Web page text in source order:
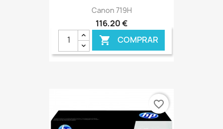
Canon 719H
116,20 €
 COMPRAR
favorite_border